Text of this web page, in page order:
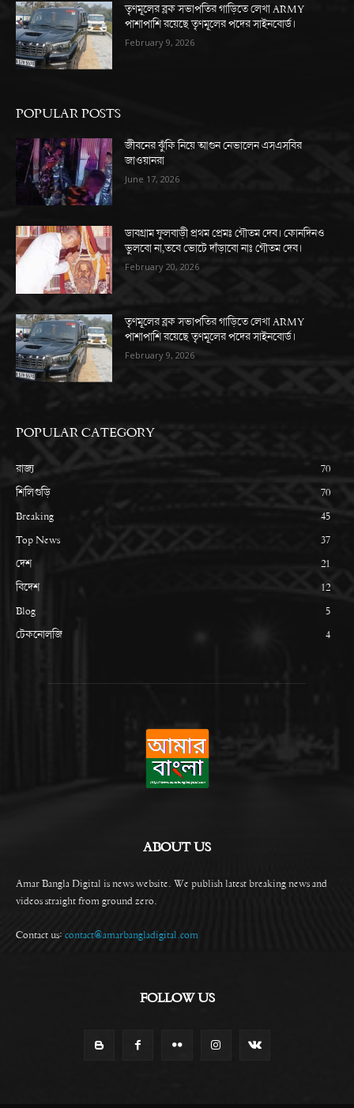
তৃণমূলের ব্লক সভাপতির গাড়িতে লেখা ARMY
পাশাপাশি রয়েছে তৃণমূলের পদের সাইনবোর্ড।
February 9, 2026
POPULAR POSTS
জীবনের ঝুঁকি নিয়ে আগুন নেভালেন এসএসবির
জাওয়ানরা
June 17, 2026
ডাবগ্রাম ফুলবাড়ী প্রথম প্রেমঃ গৌতম দেব। কোনদিনও
ভুলবো না,তবে ভোটে দাঁড়াবো নাঃ গৌতম দেব।
February 20, 2026
তৃণমূলের ব্লক সভাপতির গাড়িতে লেখা ARMY
পাশাপাশি রয়েছে তৃণমূলের পদের সাইনবোর্ড।
February 9, 2026
POPULAR CATEGORY
রাজ্য
70
শিলিগুড়ি
70
Breaking
45
Top News
37
দেশ
21
বিদেশ
12
Blog
5
টেকনোলজি
4
ABOUT US
Amar Bangla Digital is news website. We publish latest breaking news and
videos straight from ground zero.
Contact us:contact@amarbangladigital.com
FOLLOW US